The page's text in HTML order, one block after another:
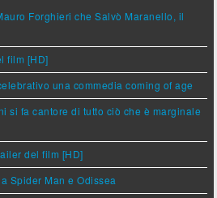
Forghieri che Salvò Maranello, il
film [HD]
una commedia coming of age
si fa cantore di tutto ciò che è marginale
del film [HD]
Spider Man e Odissea